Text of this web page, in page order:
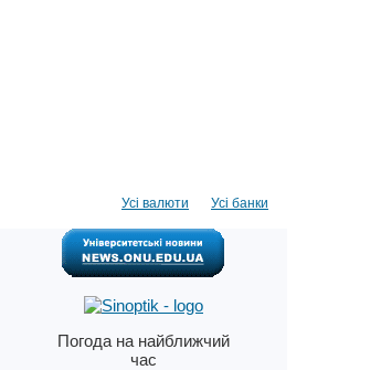
Усі банки
Усі валюти
Погода на найближчий
час